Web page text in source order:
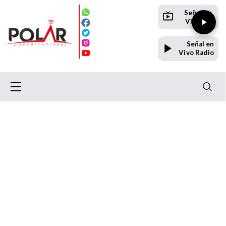
Señal en
Vivo TV
Señal en
Vivo Radio